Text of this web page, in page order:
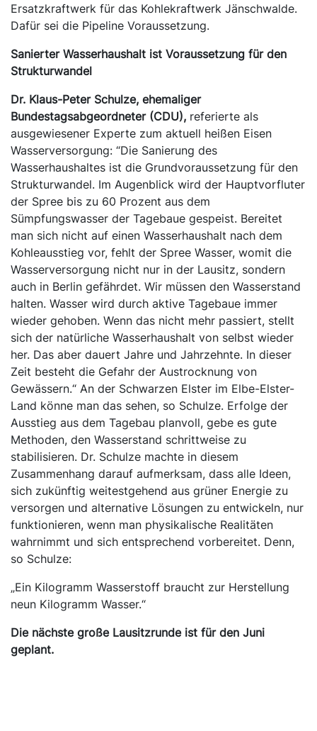
Ersatzkraftwerk für das Kohlekraftwerk Jänschwalde.
Dafür sei die Pipeline Voraussetzung.
Sanierter Wasserhaushalt ist Voraussetzung für den
Strukturwandel
Dr. Klaus-Peter Schulze, ehemaliger
Bundestagsabgeordneter (CDU), referierte als
ausgewiesener Experte zum aktuell heißen Eisen
Wasserversorgung: “Die Sanierung des
Wasserhaushaltes ist die Grundvoraussetzung für den
Strukturwandel. Im Augenblick wird der Hauptvorfluter
der Spree bis zu 60 Prozent aus dem
Sümpfungswasser der Tagebaue gespeist. Bereitet
man sich nicht auf einen Wasserhaushalt nach dem
Kohleausstieg vor, fehlt der Spree Wasser, womit die
Wasserversorgung nicht nur in der Lausitz, sondern
auch in Berlin gefährdet. Wir müssen den Wasserstand
halten. Wasser wird durch aktive Tagebaue immer
wieder gehoben. Wenn das nicht mehr passiert, stellt
sich der natürliche Wasserhaushalt von selbst wieder
her. Das aber dauert Jahre und Jahrzehnte. In dieser
Zeit besteht die Gefahr der Austrocknung von
Gewässern.“ An der Schwarzen Elster im Elbe-Elster-
Land könne man das sehen, so Schulze. Erfolge der
Ausstieg aus dem Tagebau planvoll, gebe es gute
Methoden, den Wasserstand schrittweise zu
stabilisieren. Dr. Schulze machte in diesem
Zusammenhang darauf aufmerksam, dass alle Ideen,
sich zukünftig weitestgehend aus grüner Energie zu
versorgen und alternative Lösungen zu entwickeln, nur
funktionieren, wenn man physikalische Realitäten
wahrnimmt und sich entsprechend vorbereitet. Denn,
so Schulze:
„Ein Kilogramm Wasserstoff braucht zur Herstellung
neun Kilogramm Wasser.“
Die nächste große Lausitzrunde ist für den Juni
geplant.